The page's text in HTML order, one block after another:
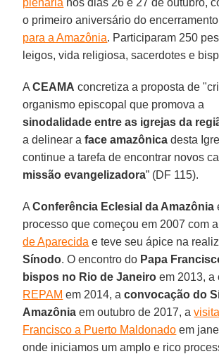
o primeiro aniversário do
para a Amazônia. Participaram 250
leigos, vida religiosa, sacerdotes e
ACEAMA concretiza a proposta de
organismo episcopal que promova a
sinodalidade entre as igrejas da
a delinear aface amazônica desta
continue a tarefa de encontrar novos
missão evangelizadora” (DF 115).
AConferência Eclesial da Amazônia
processo que começou em 2007 com
de Aparecida e teve seu ápice na
Sínodo. O encontro do Papa
bispos no Rio de Janeiro em 2013, a
REPAM em 2014, aconvocação do
Amazônia em outubro de 2017, a
Francisco a Puerto Maldonado em
onde iniciamos um amplo e rico